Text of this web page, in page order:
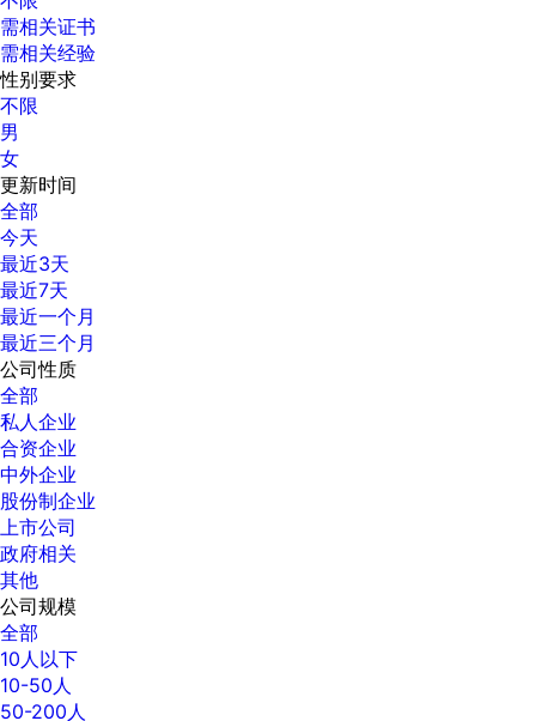
需相关证书
需相关经验
性别要求
不限
男
女
更新时间
全部
今天
最近3天
最近7天
最近一个月
最近三个月
公司性质
全部
私人企业
合资企业
中外企业
股份制企业
上市公司
政府相关
其他
公司规模
全部
10人以下
10-50人
50-200人